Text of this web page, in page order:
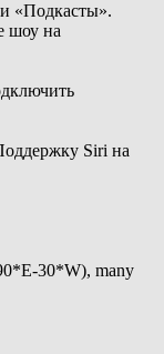
«Подкасты».
шоу на
Siri на
30*W), many